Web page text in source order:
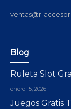
ventas@r-
Blog
Ruleta Slot
enero 15, 2026
Juegos Gratis